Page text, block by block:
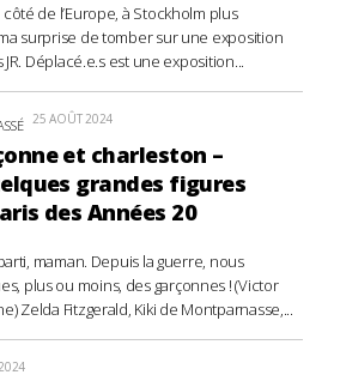
de l’Europe, à Stockholm plus
surprise de tomber sur une exposition
Déplacé.e.s est une exposition...
25 AOÛT 2024
et charleston –
grandes figures
des Années 20
maman. Depuis la guerre, nous
plus ou moins, des garçonnes ! (Victor
Zelda Fitzgerald, Kiki de Montparnasse,...